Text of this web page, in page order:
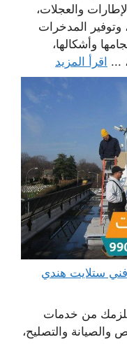
والعجلات،
وتوفير المدخرات
وأشكالها،
... اقرأ المزيد
فني ستلايت المطلاع 52227330 فني ستلايت هندي
من خدمات
والصيانة والتصليح،